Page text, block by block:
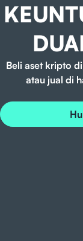
Beli aset kripto
atau jual di